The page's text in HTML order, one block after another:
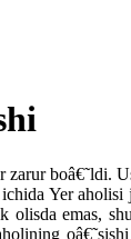
boâ€˜ldi.
Yer
emas,